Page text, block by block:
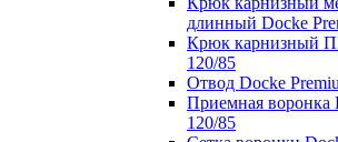
длинный Docke
Крюк карнизный
120/85
Отвод Docke
Приемная воронка
120/85